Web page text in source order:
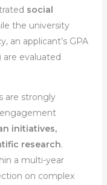
social
the university
an applicant’s GPA
are evaluated
are strongly
initiatives,
research.
a multi-year
on complex